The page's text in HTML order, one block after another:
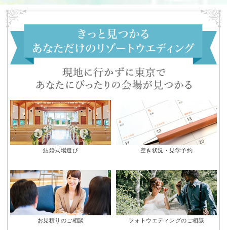
結婚式場選び 空き状況・見学予約
お見積りのご相談 フォトウエディングのご相談